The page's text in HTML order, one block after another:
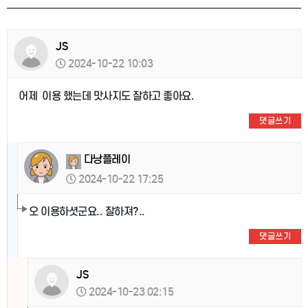
JS
2024-10-22 10:03
어제 이용 했는데 맛사지도 잘하고 좋아요.
댓글쓰기
다낭플레이
2024-10-22 17:25
오 이용하셧군요.. 잘하져?..
댓글쓰기
JS
2024-10-23 02:15